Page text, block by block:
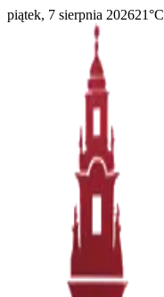
piątek, 7 sierpnia 202621°C